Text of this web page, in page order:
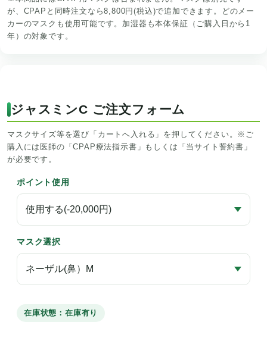
が、CPAPと同時注文なら8,800円(税込)で追加できます。どのメー
カーのマスクも使用可能です。加湿器も本体保証（ご購入日から1
年）の対象です。
ジャスミンC ご注文フォーム
マスクサイズ等を選び「カートへ入れる」を押してください。※ご
購入には医師の「CPAP療法指示書」もしくは「当サイト誓約書」
が必要です。
ポイント使用
マスク選択
在庫状態：在庫有り